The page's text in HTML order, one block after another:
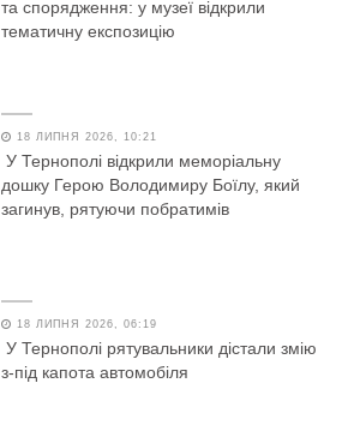
та спорядження: у музеї відкрили
тематичну експозицію
18 ЛИПНЯ 2026, 10:21
У Тернополі відкрили меморіальну
дошку Герою Володимиру Боїлу, який
загинув, рятуючи побратимів
18 ЛИПНЯ 2026, 06:19
У Тернополі рятувальники дістали змію
з-під капота автомобіля